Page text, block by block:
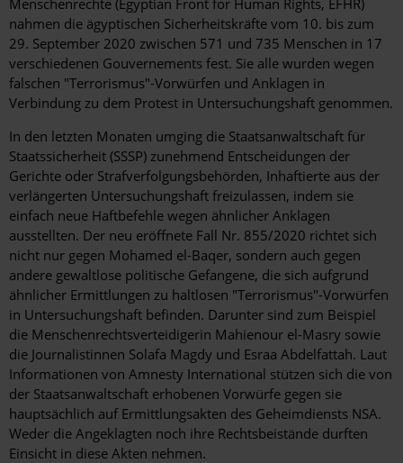
nahmen die ägyptischen Sicherheitskräfte vom 10. bis zum
29. September 2020 zwischen 571 und 735 Menschen in 17
verschiedenen Gouvernements fest. Sie alle wurden wegen
falschen "Terrorismus"-Vorwürfen und Anklagen in
Verbindung zu dem Protest in Untersuchungshaft genommen.
In den letzten Monaten umging die Staatsanwaltschaft für
Staatssicherheit (SSSP) zunehmend Entscheidungen der
Gerichte oder Strafverfolgungsbehörden, Inhaftierte aus der
verlängerten Untersuchungshaft freizulassen, indem sie
einfach neue Haftbefehle wegen ähnlicher Anklagen
ausstellten. Der neu eröffnete Fall Nr. 855/2020 richtet sich
nicht nur gegen Mohamed el-Baqer, sondern auch gegen
andere gewaltlose politische Gefangene, die sich aufgrund
ähnlicher Ermittlungen zu haltlosen "Terrorismus"-Vorwürfen
in Untersuchungshaft befinden. Darunter sind zum Beispiel
die Menschenrechtsverteidigerin Mahienour el-Masry sowie
die Journalistinnen Solafa Magdy und Esraa Abdelfattah. Laut
Informationen von Amnesty International stützen sich die von
der Staatsanwaltschaft erhobenen Vorwürfe gegen sie
hauptsächlich auf Ermittlungsakten des Geheimdiensts NSA.
Weder die Angeklagten noch ihre Rechtsbeistände durften
Einsicht in diese Akten nehmen.